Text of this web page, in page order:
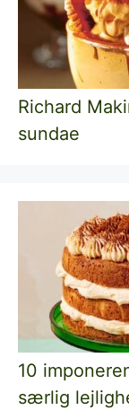
Richard
sundae
10
særlig